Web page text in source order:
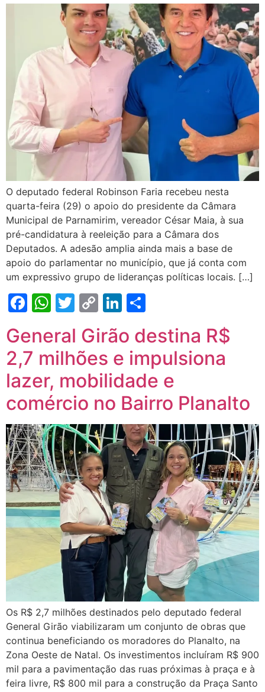
O deputado federal Robinson Faria recebeu nesta
quarta-feira (29) o apoio do presidente da Câmara
Municipal de Parnamirim, vereador César Maia, à sua
pré-candidatura à reeleição para a Câmara dos
Deputados. A adesão amplia ainda mais a base de
apoio do parlamentar no município, que já conta com
um expressivo grupo de lideranças políticas locais. […]
Facebook
WhatsApp
Twitter
CopyLinkedIn
General Girão destina R$
2,7 milhões e impulsiona
lazer, mobilidade e
comércio no Bairro Planalto
Os R$ 2,7 milhões destinados pelo deputado federal
General Girão viabilizaram um conjunto de obras que
continua beneficiando os moradores do Planalto, na
Zona Oeste de Natal. Os investimentos incluíram R$ 900
mil para a pavimentação das ruas próximas à praça e à
feira livre, R$ 800 mil para a construção da Praça Santo